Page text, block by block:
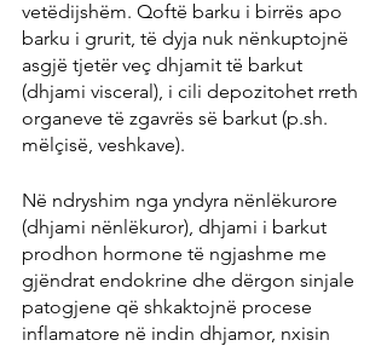
vetëdijshëm. Qoftë barku i birrës apo
barku i grurit, të dyja nuk nënkuptojnë
asgjë tjetër veç dhjamit të barkut
(dhjami visceral), i cili depozitohet rreth
organeve të zgavrës së barkut (p.sh.
mëlçisë, veshkave).
Në ndryshim nga yndyra nënlëkurore
(dhjami nënlëkuror), dhjami i barkut
prodhon hormone të ngjashme me
gjëndrat endokrine dhe dërgon sinjale
patogjene që shkaktojnë procese
inflamatore në indin dhjamor, nxisin